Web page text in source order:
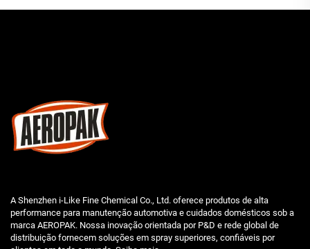
A Shenzhen i-Like Fine Chemical Co., Ltd. oferece produtos de alta
performance para manutenção automotiva e cuidados domésticos sob a
marca AEROPAK. Nossa inovação orientada por P&D e rede global de
distribuição fornecem soluções em spray superiores, confiáveis por